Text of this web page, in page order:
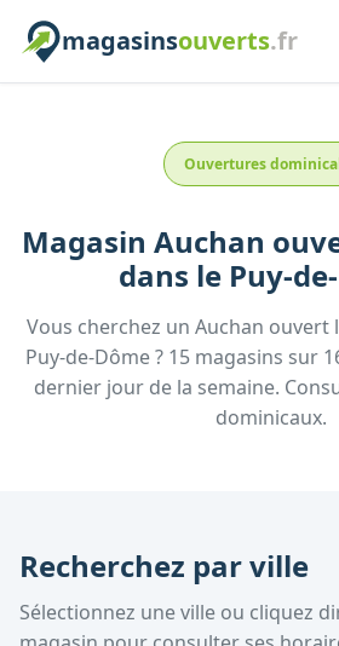
magasinsouverts.fr
Ouvertures
Magasin Auchan
dans le Puy-
Vous cherchez un Auchan ouvert
Puy-de-Dôme? 15 magasins sur
dernier jour de la semaine.
dominicaux.
Recherchez par ville
Sélectionnez une ville ou cliquez